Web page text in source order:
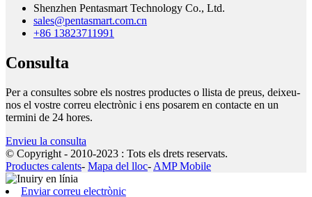
Shenzhen Pentasmart Technology Co., Ltd.
sales@pentasmart.com.cn
+86 13823711991
Consulta
Per a consultes sobre els nostres productes o llista de preus, deixeu-
nos el vostre correu electrònic i ens posarem en contacte en un
termini de 24 hores.
Envieu la consulta
© Copyright - 2010-2023 : Tots els drets reservats.
Productes calents- Mapa del lloc- AMP Mobile
Enviar correu electrònic